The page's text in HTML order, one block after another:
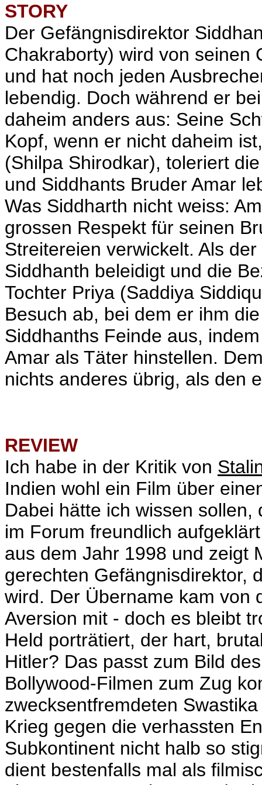
STORY
Der Gefängnisdirektor
Chakraborty) wird von seinen
und hat noch jeden
lebendig. Doch während er
daheim anders aus: Seine
Kopf, wenn er nicht daheim
(Shilpa Shirodkar), toleriert
und Siddhants Bruder Amar
Was Siddharth nicht weiss:
grossen Respekt für seinen
Streitereien verwickelt. Als
Siddhanth beleidigt und die
Tochter Priya (Saddiya
Besuch ab, bei dem er ihm
Siddhanths Feinde aus,
Amar als Täter hinstellen.
nichts anderes übrig, als den
REVIEW
Ich habe in der Kritik von
Indien wohl ein Film über
Dabei hätte ich wissen
im Forum freundlich
aus dem Jahr 1998 und zeigt
gerechten Gefängnisdirektor,
wird. Der Übername kam von
Aversion mit - doch es bleibt
Held porträtiert, der hart,
Hitler? Das passt zum Bild
Bollywood-Filmen zum Zug
zwecksentfremdeten
Krieg gegen die verhassten
Subkontinent nicht halb so
dient bestenfalls mal als